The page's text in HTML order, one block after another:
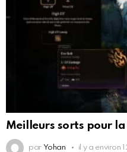
Meilleurs sorts pour la
par Yohan il y a environ